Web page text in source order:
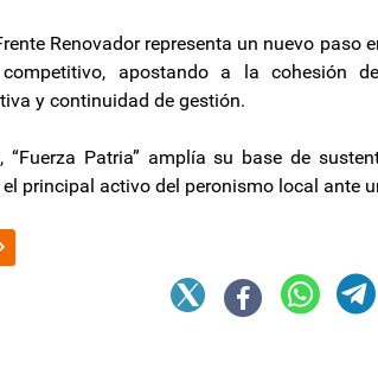
Renovador representa un nuevo
apostando a la cohesión
y continuidad de gestión.
“Fuerza Patria” amplía su base de
principal activo del peronismo local ante
con intendente de Villa Vil en la previa a su
En medio de las derrotas en el Congreso,